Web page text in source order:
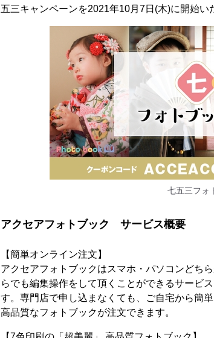
五三キャンペーンを2021年10月7日(木)に開始い
七五三フォ
アクセアフォトブック サービス概要
【簡単オンライン注文】
アクセアフォトブックはスマホ・パソコンどち
らでも編集操作をして頂くことができるサービ
す。専門店で申し込まなくても、ご自宅から簡単
高品質なフォトブックが注文できます。